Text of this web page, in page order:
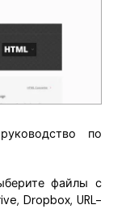
по
файлы с
Dropbox, URL-